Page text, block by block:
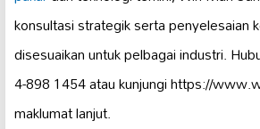
konsultasi strategik serta penyelesaian
disesuaikan untuk pelbagai industri.
4-898 1454 atau kunjungi https://
maklumat lanjut.